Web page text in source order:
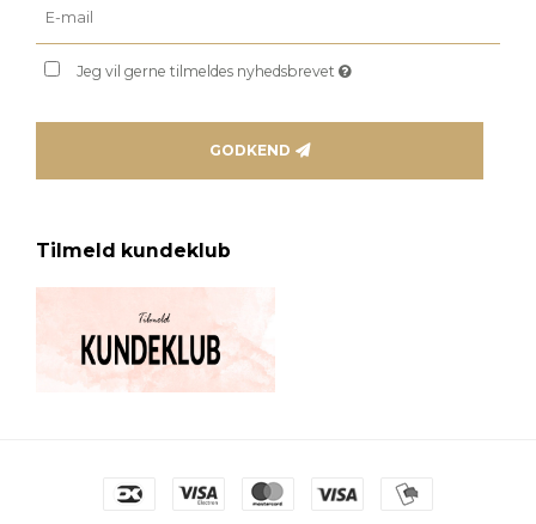
Jeg vil gerne tilmeldes nyhedsbrevet
GODKEND
Tilmeld kundeklub